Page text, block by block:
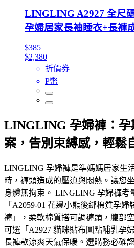
LINGLING A2927 全尺
孕婦居家長袖睡衣+長褲
$385
$2,380
折價券
P幣
LINGLING 孕婦褲：孕
案，告別束縛感，輕鬆
LINGLING 孕婦褲是準媽媽居家生
時，褲頭造成的壓迫與悶熱。讓您
身體無拘束。 LINGLING 孕婦褲考
「A2059-01 花邊小熊後綁棉質孕
褲」，柔軟棉質搭可調褲頭，腹部
可選「A2927 貓咪貼布圓點哺乳孕
長褲款涼爽天氣保暖。選購務必確